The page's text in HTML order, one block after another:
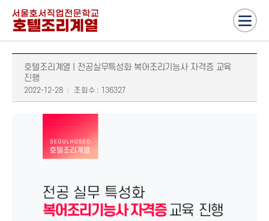
호텔조리계열 | 전공실무특성화 복어조리기능사 자격증 교육
진행
2022-12-28 조회수 : 136327